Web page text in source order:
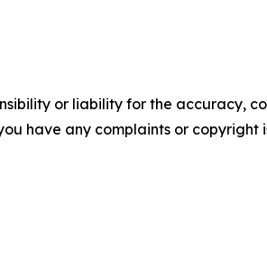
or liability for the accuracy,
have any complaints or copyright